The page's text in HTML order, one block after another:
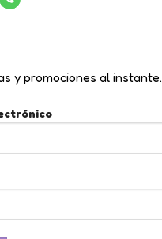
y promociones al instante.